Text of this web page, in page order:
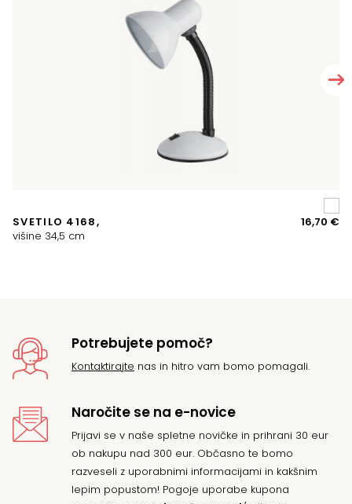
SVETILO 4168,
višine 34,5 cm
16,70 €
Potrebujete pomoč?
Kontaktirajte nas in hitro vam bomo pomagali.
Naročite se na e-novice
Prijavi se v naše spletne novičke in prihrani 30 eur
ob nakupu nad 300 eur. Občasno te bomo
razveseli z uporabnimi informacijami in kakšnim
lepim popustom! Pogoje uporabe kupona